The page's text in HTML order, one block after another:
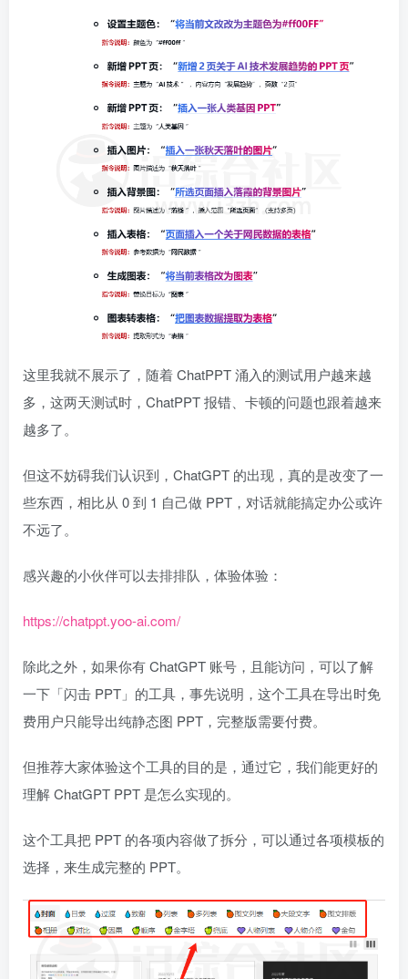
这里我就不展示了，随着 ChatPPT 涌入的测试用户越来越
多，这两天测试时，ChatPPT 报错、卡顿的问题也跟着越来
越多了。
但这不妨碍我们认识到，ChatGPT 的出现，真的是改变了一
些东西，相比从 0 到 1 自己做 PPT，对话就能搞定办公或许
不远了。
感兴趣的小伙伴可以去排排队，体验体验：
https://chatppt.yoo-ai.com/
除此之外，如果你有 ChatGPT 账号，且能访问，可以了解
一下「闪击 PPT」的工具，事先说明，这个工具在导出时免
费用户只能导出纯静态图 PPT，完整版需要付费。
但推荐大家体验这个工具的目的是，通过它，我们能更好的
理解 ChatGPT PPT 是怎么实现的。
这个工具把 PPT 的各项内容做了拆分，可以通过各项模板的
选择，来生成完整的 PPT。